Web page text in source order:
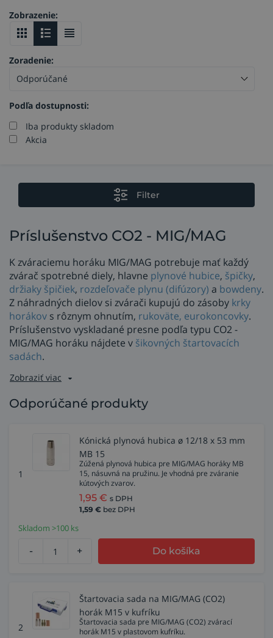
Podľa dostupnosti:
Iba produkty skladom
Akcia
Zoradenie:
Zobrazenie:
Filter
Príslušenstvo CO2 - MIG/MAG
K zváraciemu horáku MIG/MAG potrebuje mať každý
zvárač spotrebné diely, hlavne plynové hubice, špičky,
držiaky špičiek, rozdeľovače plynu (difúzory) a bowdeny.
Z náhradných dielov si zvárači kupujú do zásoby krky
horákov s rôznym ohnutím, rukoväte, eurokoncovky.
Príslušenstvo vyskladané presne podľa typu CO2 -
MIG/MAG horáku nájdete v šikovných štartovacích
sadách.
Zobraziť viac
Odporúčané produkty
1
Kónická plynová hubica ø 12/18 x 53 mm
MB 15
Zúžená plynová hubica pre MIG/MAG horáky MB
15, násuvná na pružinu. Je vhodná pre zváranie
kútových zvarov.
1,95 € s DPH
1,59 € bez DPH
Skladom >100 ks
- + Do košíka
2
Štartovacia sada na MIG/MAG (CO2)
horák M15 v kufríku
Štartovacia sada pre MIG/MAG (CO2) zvárací
horák M15 v plastovom kufríku.